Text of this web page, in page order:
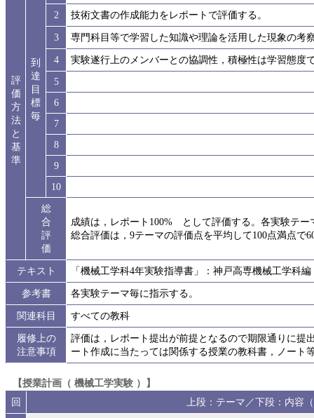
評
価
方
法
と
基
準
到
達
目
標
毎
2
技術文書の作成能力をレポートで評価する。
3
専門科目等で学習した知識や理論を活用した現象の考
4
実験遂行上のメンバーとの協調性，積極性は学習態度
5
6
7
8
9
10
総
合
評
価
成績は，レポート100% として評価する。各実験テ
総合評価は，9テーマの評価点を平均して100点満点で
テキスト
「機械工学科4年実験指導書」：神戸高専機械工学科編
参考書
各実験テーマ毎に指示する。
関連科目
すべての教科
履修上の
注意事項
評価は，レポート提出が前提となるので期限通りに提
ート作成に当たっては関係する授業の教科書，ノート
【授業計画（ 機械工学実験 ）】
回
上段：テーマ／下段：内容